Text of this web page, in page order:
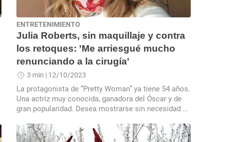
ENTRETENIMIENTO
Julia Roberts, sin maquillaje y contra
los retoques: 'Me arriesgué mucho
renunciando a la cirugía'
3 min | 12/10/2023
La protagonista de “Pretty Woman” ya tiene 54 años.
Una actriz muy conocida, ganadora del Óscar y de
gran popularidad. Desea mostrarse sin necesidad de